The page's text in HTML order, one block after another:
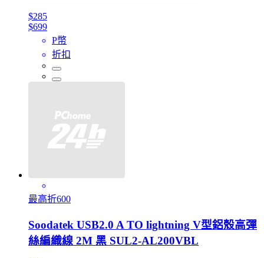
$285
$699
P幣
折扣
最高折600
Soodatek USB2.0 A TO lightning V型鋁殼高彈
絲編織線 2M 黑 SUL2-AL200VBL